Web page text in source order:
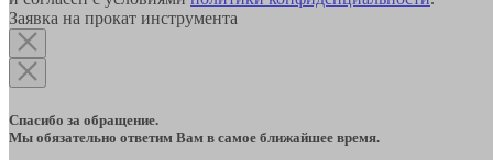
Заявка на прокат инструмента
Спасибо за обращение.
Мы обязательно ответим Вам в самое ближайшее время.